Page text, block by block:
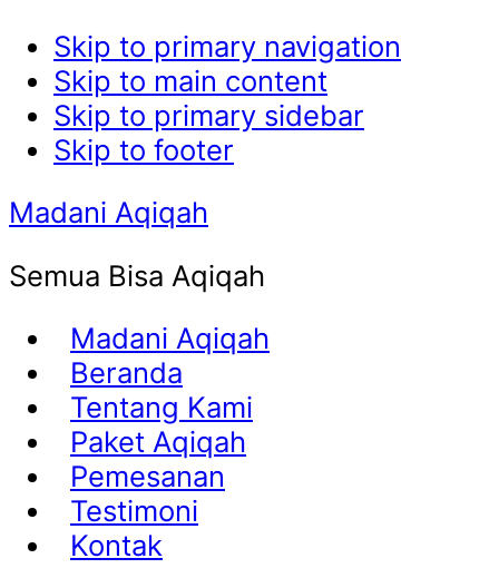
Skip to primary navigation
Skip to main content
Skip to primary sidebar
Skip to footer
Madani Aqiqah
Semua Bisa Aqiqah
Madani Aqiqah
Beranda
Tentang Kami
Paket Aqiqah
Pemesanan
Testimoni
Kontak